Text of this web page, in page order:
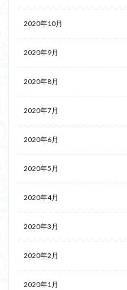
2020年10月
2020年9月
2020年8月
2020年7月
2020年6月
2020年5月
2020年4月
2020年3月
2020年2月
2020年1月